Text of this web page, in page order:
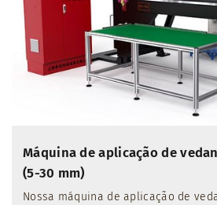
Máquina de aplicação de
(5-30 mm)
Nossa máquina de aplicação de